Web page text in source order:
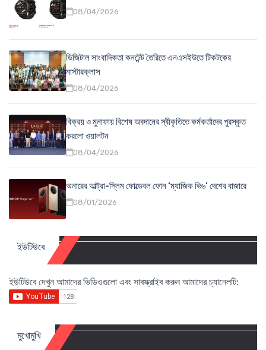
08/04/2026
ডিজিটাল সাংবাদিকতা কনটেন্ট তৈরিতে এনএসইউতে টিকটকের
মাস্টারক্লাস
08/04/2026
বিক্রয় ও মুনাফায় বিশেষ অবদানের স্বীকৃতিতে কর্মকর্তাদের পুরস্কৃত
করলো ওয়ালটন
08/04/2026
অনারের আল্ট্রা-স্লিম ফোল্ডেবল ফোন ‘ম্যাজিক ভি৬’ দেশের বাজারে
08/01/2026
ইউটিউবে
ইউটিউবে দেখুন আমাদের ভিডিওগুলো এবং সাবস্ক্রাইব করুন আমাদের চ্যানেলটি:
মুখোমুখি